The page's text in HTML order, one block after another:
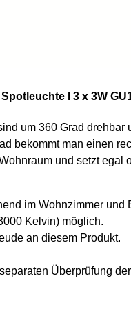
I 3 x 3W
um 360 Grad drehbar
bekommt man einen
und setzt egal
im Wohnzimmer und
Kelvin) möglich.
an diesem Produkt.
Überprüfung